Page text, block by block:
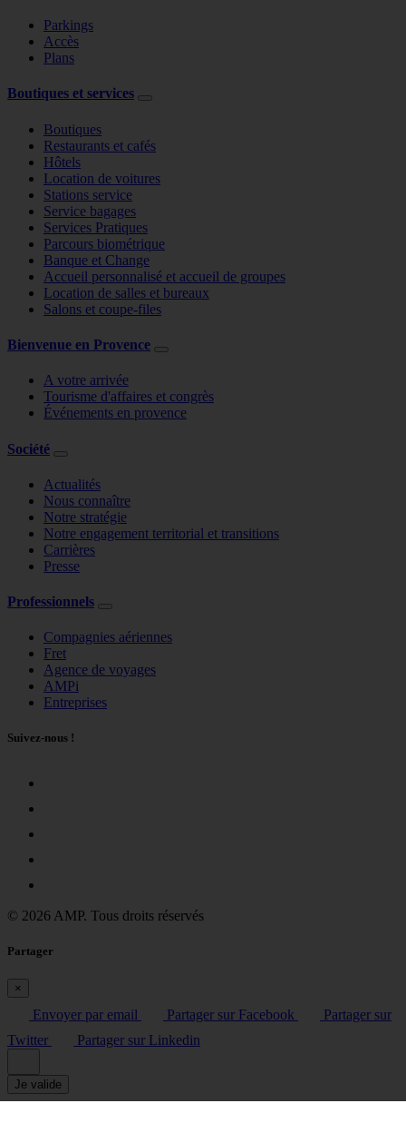
Parkings
Accès
Plans
Boutiques et services
Boutiques
Restaurants et cafés
Hôtels
Location de voitures
Stations service
Service bagages
Services Pratiques
Parcours biométrique
Banque et Change
Accueil personnalisé et accueil de groupes
Location de salles et bureaux
Salons et coupe-files
Bienvenue en Provence
A votre arrivée
Tourisme d'affaires et congrès
Événements en provence
Société
Actualités
Nous connaître
Notre stratégie
Notre engagement territorial et transitions
Carrières
Presse
Professionnels
Compagnies aériennes
Fret
Agence de voyages
AMPi
Entreprises
Suivez-nous !
© 2026 AMP. Tous droits réservés
Partager
×
Envoyer par email Partager sur Facebook
Partager sur
Twitter
Partager sur Linkedin
Je valide